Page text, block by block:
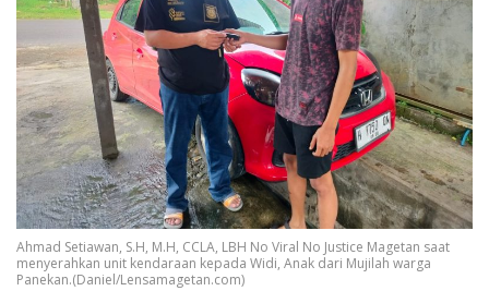
Ahmad Setiawan, S.H, M.H, CCLA, LBH No Viral No Justice Magetan saat
menyerahkan unit kendaraan kepada Widi, Anak dari Mujilah warga
Panekan.(Daniel/Lensamagetan.com)